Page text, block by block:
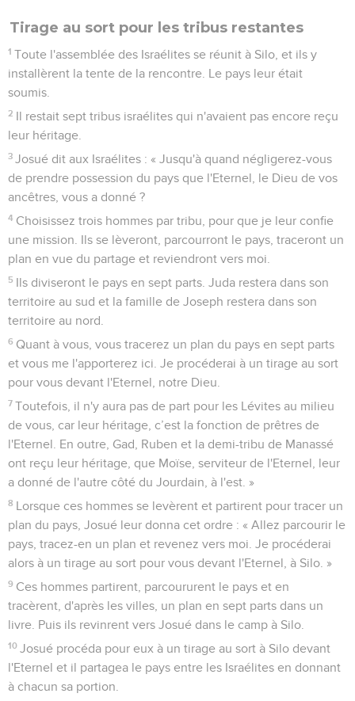
Tirage au sort pour les tribus restantes
1 Toute l'assemblée des Israélites se réunit à Silo, et ils y
installèrent la tente de la rencontre. Le pays leur était
soumis.
2 Il restait sept tribus israélites qui n'avaient pas encore reçu
leur héritage.
3 Josué dit aux Israélites : « Jusqu'à quand négligerez-vous
de prendre possession du pays que l'Eternel, le Dieu de vos
ancêtres, vous a donné ?
4 Choisissez trois hommes par tribu, pour que je leur confie
une mission. Ils se lèveront, parcourront le pays, traceront un
plan en vue du partage et reviendront vers moi.
5 Ils diviseront le pays en sept parts. Juda restera dans son
territoire au sud et la famille de Joseph restera dans son
territoire au nord.
6 Quant à vous, vous tracerez un plan du pays en sept parts
et vous me l'apporterez ici. Je procéderai à un tirage au sort
pour vous devant l'Eternel, notre Dieu.
7 Toutefois, il n'y aura pas de part pour les Lévites au milieu
de vous, car leur héritage, c’est la fonction de prêtres de
l'Eternel. En outre, Gad, Ruben et la demi-tribu de Manassé
ont reçu leur héritage, que Moïse, serviteur de l'Eternel, leur
a donné de l'autre côté du Jourdain, à l'est. »
8 Lorsque ces hommes se levèrent et partirent pour tracer un
plan du pays, Josué leur donna cet ordre : « Allez parcourir le
pays, tracez-en un plan et revenez vers moi. Je procéderai
alors à un tirage au sort pour vous devant l'Eternel, à Silo. »
9 Ces hommes partirent, parcoururent le pays et en
tracèrent, d'après les villes, un plan en sept parts dans un
livre. Puis ils revinrent vers Josué dans le camp à Silo.
10 Josué procéda pour eux à un tirage au sort à Silo devant
l'Eternel et il partagea le pays entre les Israélites en donnant
à chacun sa portion.